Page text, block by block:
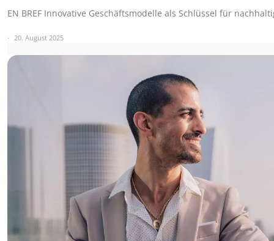
EN BREF Innovative Geschäftsmodelle als Schlüssel für
20. August 2025